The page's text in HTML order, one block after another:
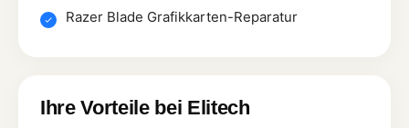
Razer Blade Grafikkarten-Reparatur
Ihre Vorteile bei Elitech